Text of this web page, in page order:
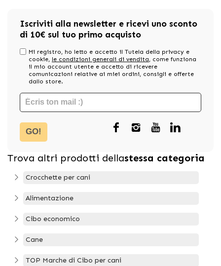
Iscriviti alla newsletter e ricevi uno sconto
di 10€ sul tuo primo acquisto
Mi registro, ho letto e accetto il Tutela della privacy e
cookie, le condizioni generali di vendita, come funziona
il mio account utente e accetto di ricevere
comunicazioni relative ai miei ordini, consigli e offerte
dallo store.
GO!
Trova altri prodotti dellastessa categoria
Crocchette per cani
Alimentazione
Cibo economico
Cane
TOP Marche di Cibo per cani